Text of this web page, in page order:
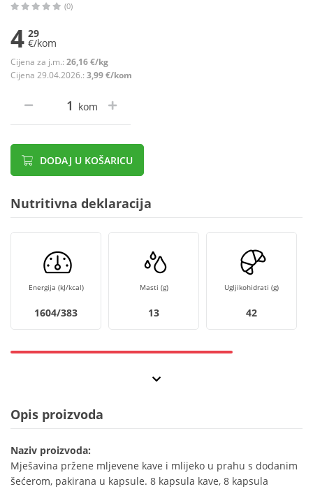
(0)
4 29
€/kom
Cijena za j.m.: 26,16 €/kg
Cijena 29.04.2026.: 3,99 €/kom
kom
DODAJ U KOŠARICU
Nutritivna deklaracija
Energija (kJ/kcal)
1604/383
Masti (g)
13
Ugljikohidrati (g)
42
Opis proizvoda
Naziv proizvoda:
Mješavina pržene mljevene kave i mlijeko u prahu s dodanim
šećerom, pakirana u kapsule. 8 kapsula kave, 8 kapsula